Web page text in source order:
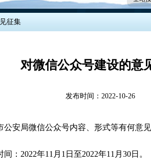
征集
对微信公众号建设的意
发布时间：2022-10-26
公安局微信公众号内容、形式等有何意
：2022年11月1日至2022年11月30日。